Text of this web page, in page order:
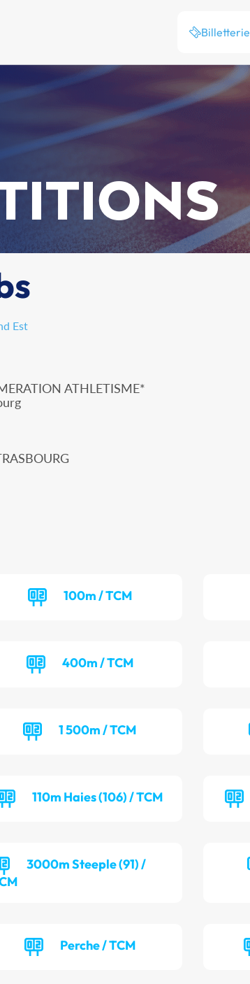
Billetterie
Est
ATHLETISME*
100m / TCM
400m / TCM
1 500m / TCM
110m Haies (106) / TCM
3000m Steeple (91) /
Perche / TCM